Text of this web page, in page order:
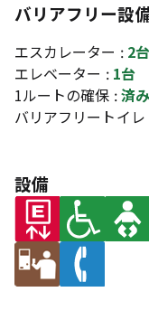
バリアフリー設
エスカレーター : 2台
エレベーター : 1台
1ルートの確保 :済み
バリアフリートイ
設備